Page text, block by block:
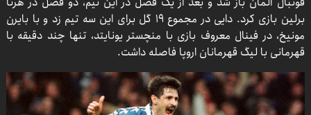
برلین بازی کرد. دایی در مجموع ۱۹ گل برای این سه تیم زد و با بایرن
مونیخ، در فینال معروف بازی با منچستر یونایتد، تنها چند دقیقه با
قهرمانی با لیگ قهرمانان اروپا فاصله داشت.